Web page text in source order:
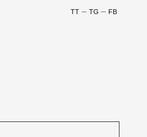
FB
TG
TT